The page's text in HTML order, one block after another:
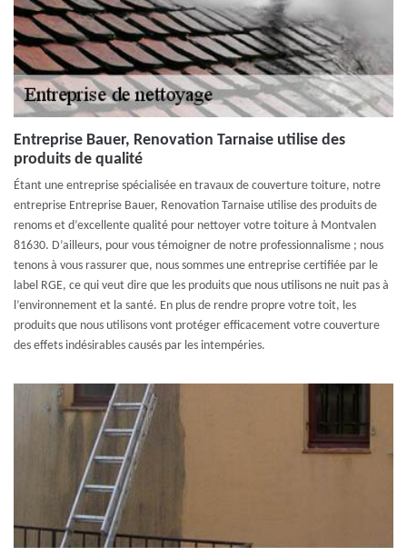
Entreprise Bauer, Renovation Tarnaise utilise des
produits de qualité
Étant une entreprise spécialisée en travaux de couverture toiture, notre
entreprise Entreprise Bauer, Renovation Tarnaise utilise des produits de
renoms et d’excellente qualité pour nettoyer votre toiture à Montvalen
81630. D’ailleurs, pour vous témoigner de notre professionnalisme ; nous
tenons à vous rassurer que, nous sommes une entreprise certifiée par le
label RGE, ce qui veut dire que les produits que nous utilisons ne nuit pas à
l’environnement et la santé. En plus de rendre propre votre toit, les
produits que nous utilisons vont protéger efficacement votre couverture
des effets indésirables causés par les intempéries.